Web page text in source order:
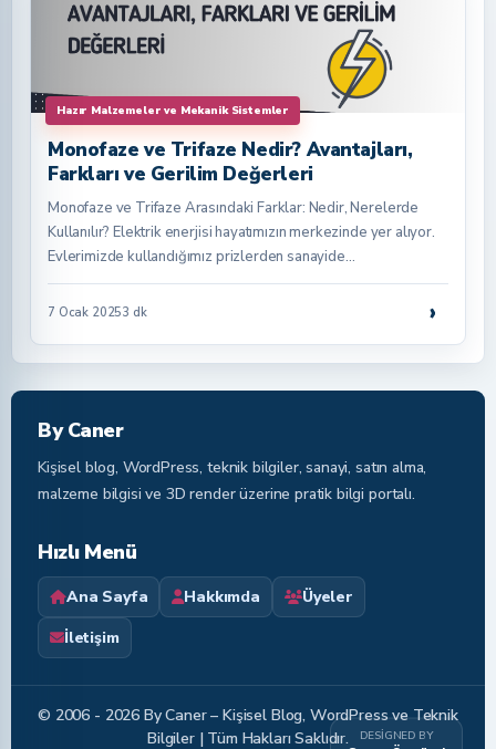
Hazır Malzemeler ve Mekanik Sistemler
Monofaze ve Trifaze Nedir? Avantajları,
Farkları ve Gerilim Değerleri
Monofaze ve Trifaze Arasındaki Farklar: Nedir, Nerelerde
Kullanılır? Elektrik enerjisi hayatımızın merkezinde yer alıyor.
Evlerimizde kullandığımız prizlerden sanayide…
7 Ocak 20253 dk ›
By Caner
Kişisel blog, WordPress, teknik bilgiler, sanayi, satın alma,
malzeme bilgisi ve 3D render üzerine pratik bilgi portalı.
Hızlı Menü
Ana Sayfa Hakkımda
Üyeler
İletişim
© 2006 - 2026 By Caner – Kişisel Blog, WordPress ve Teknik
Bilgiler | Tüm Hakları Saklıdır.
DESIGNED BY